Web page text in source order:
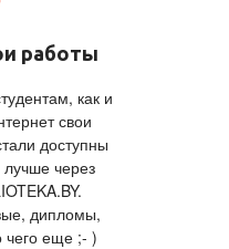
работы
как и
свои
доступны
через
дипломы,
еще ;- )